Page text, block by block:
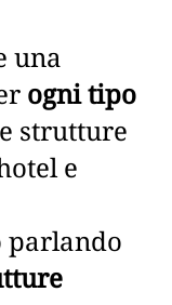
una
ogni tipo
strutture
e
parlando